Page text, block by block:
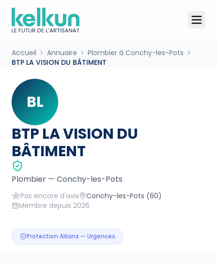
Accueil Annuaire
Plombier à Conchy-les-Pots
BTP LA VISION DU BÂTIMENT
BL
BTP LA VISION DU
BÂTIMENT
Plombier — Conchy-les-Pots
Pas encore d'avis Conchy-les-Pots (60)
Membre depuis 2026
Protection Allianz — Urgences